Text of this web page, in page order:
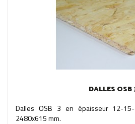
DALLES OSB
Dalles OSB 3 en épaisseur 12-
2480x615 mm.